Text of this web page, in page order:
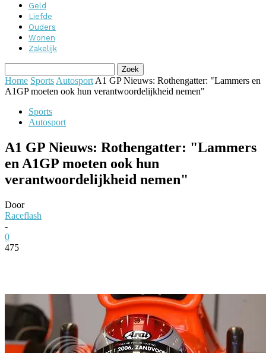
Geld
Liefde
Ouders
Wonen
Zakelijk
Home Sports Autosport A1 GP Nieuws: Rothengatter: "Lammers en
A1GP moeten ook hun verantwoordelijkheid nemen"
Sports
Autosport
A1 GP Nieuws: Rothengatter: "Lammers
en A1GP moeten ook hun
verantwoordelijkheid nemen"
Door
Raceflash
-
0
475